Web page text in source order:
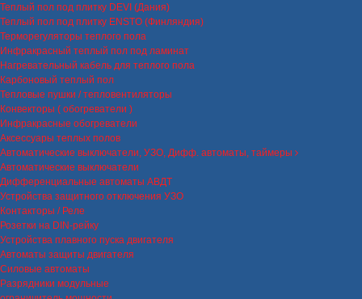
Теплый пол под плитку DEVI (Дания)
Теплый пол под плитку ENSTO (Финляндия)
Терморегуляторы теплого пола
Инфракрасный теплый пол под ламинат
Нагревательный кабель для теплого пола
Карбоновый теплый пол
Тепловые пушки / тепловентиляторы
Конвекторы ( обогреватели )
Инфракрасные обогреватели
Аксессуары теплых полов
Автоматические выключатели, УЗО, Дифф. автоматы, таймеры
Автоматические выключатели
Дифференциальные автоматы АВДТ
Устройства защитного отключения УЗО
Контакторы / Реле
Розетки на DIN-рейку
Устройства плавного пуска двигателя
Автоматы защиты двигателя
Силовые автоматы
Разрядники модульные